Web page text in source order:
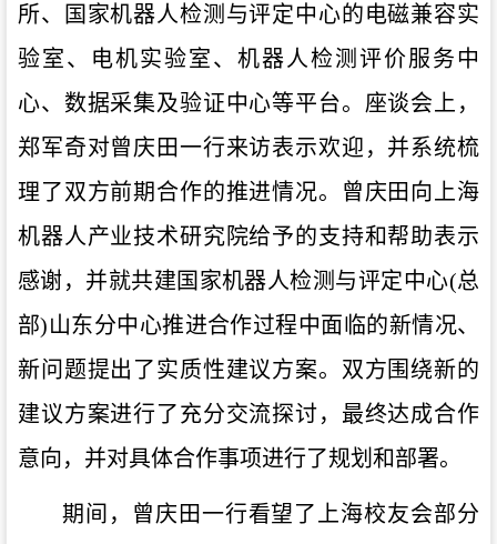
所、国家机器人检测与评定中心的电磁兼容实
验室、电机实验室、机器人检测评价服务中
心、数据采集及验证中心等平台。座谈会上，
郑军奇对曾庆田一行来访表示欢迎，并系统梳
理了双方前期合作的推进情况。曾庆田向上海
机器人产业技术研究院给予的支持和帮助表示
感谢，并就共建国家机器人检测与评定中心(总
部)山东分中心推进合作过程中面临的新情况、
新问题提出了实质性建议方案。双方围绕新的
建议方案进行了充分交流探讨，最终达成合作
意向，并对具体合作事项进行了规划和部署。
期间，曾庆田一行看望了上海校友会部分